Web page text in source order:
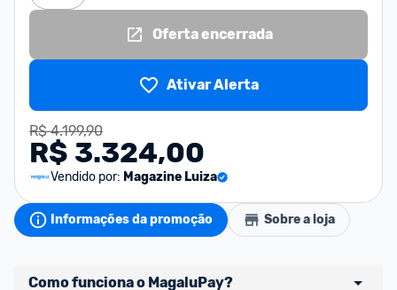
Oferta encerrada
Ativar Alerta
R$ 4.199,90
R$ 3.324,00
Vendido por: Magazine Luiza
Informações da promoção Sobre a loja
Como funciona o MagaluPay?